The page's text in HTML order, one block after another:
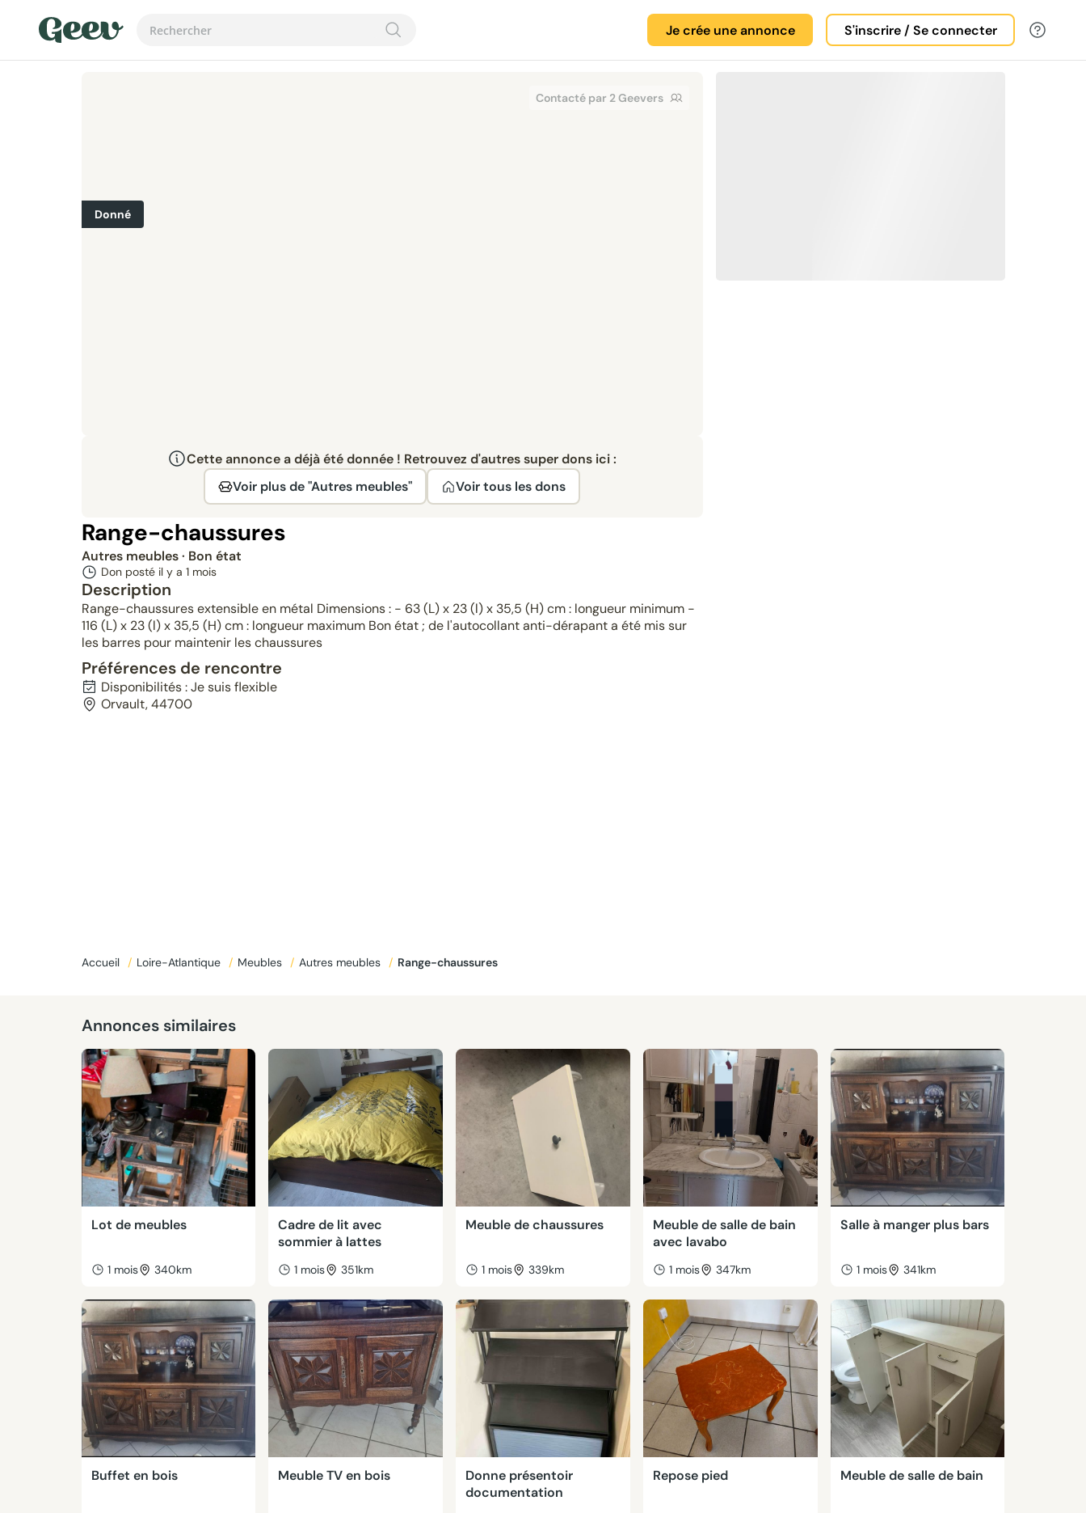
Je crée une annonce S'inscrire / Se connecter
Contacté par 2 Geevers
Donné
Cette annonce a déjà été donnée ! Retrouvez d'autres super dons ici :
Voir plus de "Autres meubles"
Voir tous les dons
Range-chaussures
Autres meubles· Bon état
Don posté il y a 1 mois
Description
Range-chaussures extensible en métal Dimensions : - 63 (L) x 23 (l) x 35,5 (H) cm : longueur minimum -
116 (L) x 23 (l) x 35,5 (H) cm : longueur maximum Bon état ; de l'autocollant anti-dérapant a été mis sur
les barres pour maintenir les chaussures
Préférences de rencontre
Disponibilités : Je suis flexible
Orvault, 44700
Accueil / Loire-Atlantique / Meubles / Autres meubles / Range-chaussures
Annonces similaires
Lot de meubles
1 mois 340km
Cadre de lit avec
sommier à lattes
1 mois 351km
Meuble de chaussures
1 mois 339km
Meuble de salle de bain
avec lavabo
1 mois 347km
Salle à manger plus bars
1 mois 341km
Buffet en bois Meuble TV en bois
Donne présentoir
documentation
Repose pied Meuble de salle de bain